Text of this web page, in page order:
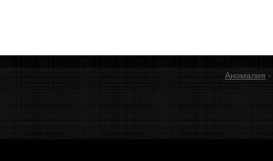
Аномалия -